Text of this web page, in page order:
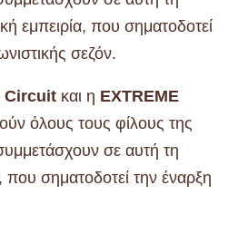
εμπειρία, που σηματοδοτεί
σεζόν.
Circuit και η EXTREME
όλους τους φίλους της
σε αυτή τη
που σηματοδοτεί την έναρξη